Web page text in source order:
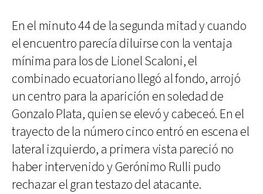
En el minuto 44 de la segunda mitad y cuando
el encuentro parecía diluirse con la ventaja
mínima para los de Lionel Scaloni, el
combinado ecuatoriano llegó al fondo, arrojó
un centro para la aparición en soledad de
Gonzalo Plata, quien se elevó y cabeceó. En el
trayecto de la número cinco entró en escena el
lateral izquierdo, a primera vista pareció no
haber intervenido y Gerónimo Rulli pudo
rechazar el gran testazo del atacante.